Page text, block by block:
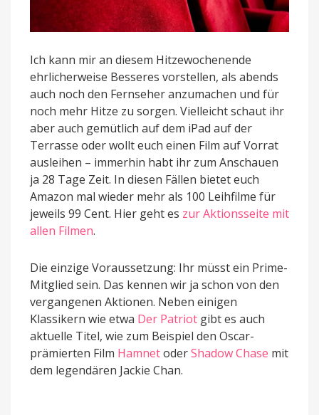
Ich kann mir an diesem Hitzewochenende
ehrlicherweise Besseres vorstellen, als abends
auch noch den Fernseher anzumachen und für
noch mehr Hitze zu sorgen. Vielleicht schaut ihr
aber auch gemütlich auf dem iPad auf der
Terrasse oder wollt euch einen Film auf Vorrat
ausleihen – immerhin habt ihr zum Anschauen
ja 28 Tage Zeit. In diesen Fällen bietet euch
Amazon mal wieder mehr als 100 Leihfilme für
jeweils 99 Cent. Hier geht es zur Aktionsseite mit
allen Filmen.
Die einzige Voraussetzung: Ihr müsst ein Prime-
Mitglied sein. Das kennen wir ja schon von den
vergangenen Aktionen. Neben einigen
Klassikern wie etwa Der Patriot gibt es auch
aktuelle Titel, wie zum Beispiel den Oscar-
prämierten Film HamnetoderShadow Chase mit
dem legendären Jackie Chan.